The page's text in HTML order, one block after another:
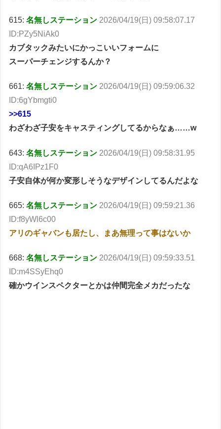
615:名無しステーション 2026/04/19(日) 09:58:07.17
ID:PZy5NiAk0
カブタックみたいにかっこいいフォームに
スーパーチェンジするんか？
661:名無しステーション 2026/04/19(日) 09:59:06.32
ID:6gYbmgti0
>>615
わざわざ子安をキャスティングしてるからなぁ……w
643:名無しステーション 2026/04/19(日) 09:58:31.95
ID:qA6IPz1F0
子安自体が何か変形しそうなデザインしてるんだよな
665:名無しステーション 2026/04/19(日) 09:59:21.36
ID:f8yWl6c00
アリのギャバンも居たし、まあ無理って事はないか
668:名無しステーション 2026/04/19(日) 09:59:33.51
ID:m4SSyEhq0
確かウインスペクターとかは仲間完全メカだったな